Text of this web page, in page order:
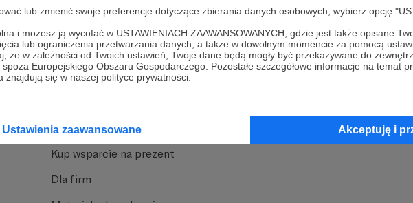
lub zmienić swoje preferencje dotyczące zbierania danych osobowych, wybierz opcję
i możesz ją wycofać w USTAWIENIACH ZAAWANSOWANYCH, gdzie jest także opisane
lub ograniczenia przetwarzania danych, a także w dowolnym momencie za pomocą
że w zależności od Twoich ustawień, Twoje dane będą mogły być przekazywane do
Europejskiego Obszaru Gospodarczego. Pozostałe szczegółowe informacje na temat
znajdują się w naszej polityce prywatności.
Ustawienia zaawansowane Akceptuję i
Jak to działa
Funkcje Patronite
Dlaczego Patronite?
Opinie Twórców
Kup wsparcie na prezent
Dla firm
MCN Patronite
Suppi.pl